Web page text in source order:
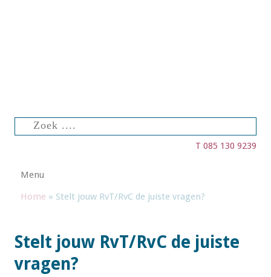
Zoeken
naar:
T 085 130 9239
Menu
Home » Stelt jouw RvT/RvC de juiste vragen?
Stelt jouw RvT/RvC de juiste
vragen?